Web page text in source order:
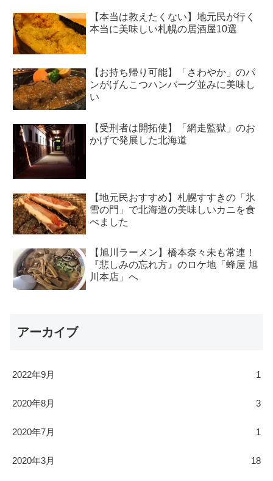
【本当は教えたくない】地元民が行く
本当に美味しい札幌の居酒屋10選
【お持ち帰り可能】「さわやか」のパ
ンがげんこつハンバーグ並みに美味し
い
【受刑者は開拓使】「網走監獄」のお
かげで発展した北海道
【地元民おすすめ】札幌すすきの「氷
雪の門」で北海道の美味しいカニを食
べました
【旭川ラーメン】橋本奈々未も常連！
『悲しみの忘れ方』のロケ地「蜂屋 旭
川本店」へ
アーカイブ
2022年9月 1
2020年8月 3
2020年7月 1
2020年3月 18